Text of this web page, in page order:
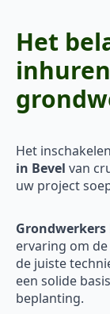
Het
Het
in Bevel van
uw project
Grondwerkers
ervaring om
de juiste
een solide
beplanting.